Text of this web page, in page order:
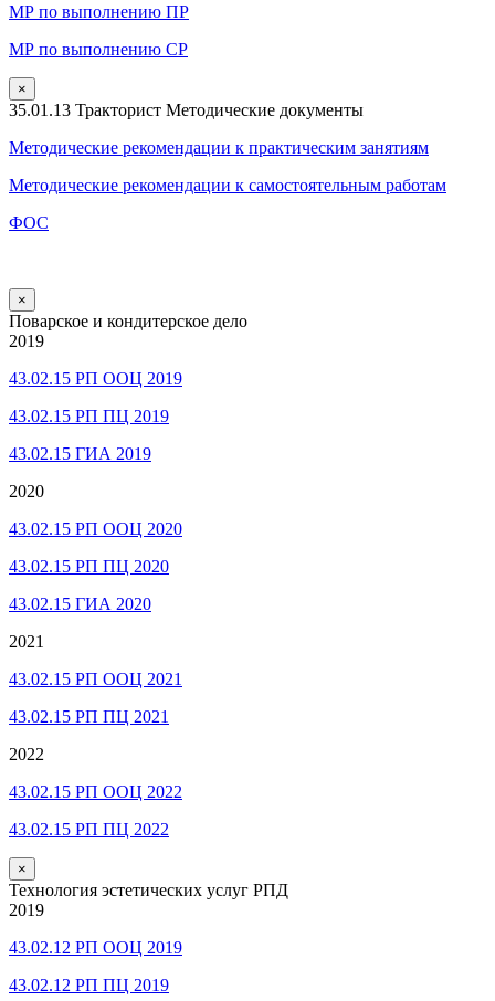
МР по выполнению ПР
МР по выполнению СР
×
35.01.13 Тракторист Методические документы
Методические рекомендации к практическим занятиям
Методические рекомендации к самостоятельным работам
ФОС
×
Поварское и кондитерское дело
2019
43.02.15 РП ООЦ 2019
43.02.15 РП ПЦ 2019
43.02.15 ГИА 2019
2020
43.02.15 РП ООЦ 2020
43.02.15 РП ПЦ 2020
43.02.15 ГИА 2020
2021
43.02.15 РП ООЦ 2021
43.02.15 РП ПЦ 2021
2022
43.02.15 РП ООЦ 2022
43.02.15 РП ПЦ 2022
×
Технология эстетических услуг РПД
2019
43.02.12 РП ООЦ 2019
43.02.12 РП ПЦ 2019